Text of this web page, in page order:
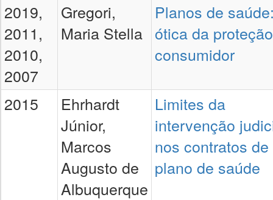
2019,
2011,
2010,
2007
Gregori,
Maria Stella
Planos de
ótica da
consumidor
2015
Ehrhardt
Júnior,
Marcos
Augusto de
Albuquerque
Limites da
intervenção
nos contratos de
plano de saúde